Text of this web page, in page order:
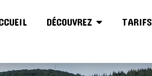
DÉCOUVREZ TARIFS